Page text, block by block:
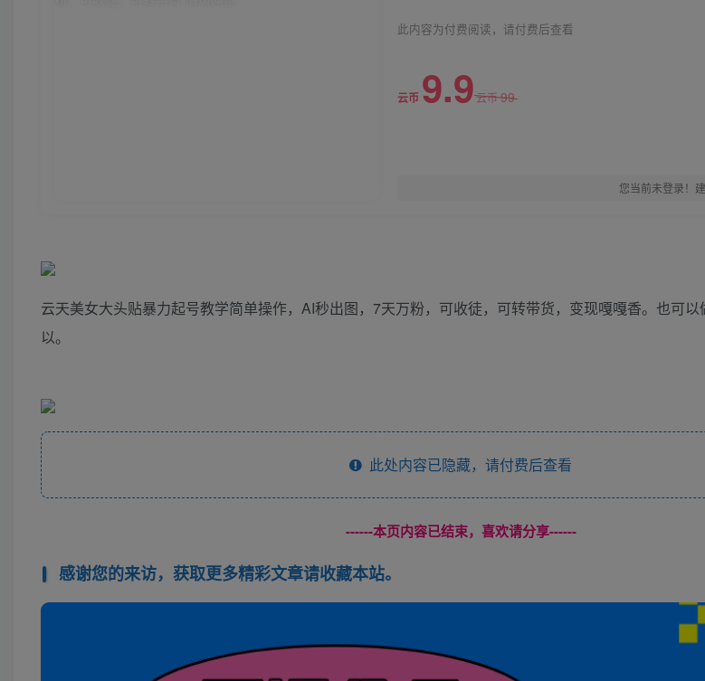
此内容为付费阅读，请付费后查看
云币 9.9云币99
您当前未登录！
云天美女大头贴暴力起号教学简单操作，AI秒出图，7天万粉，可收徒，可转带货，变现嘎嘎香。也可
以。
此处内容已隐藏，请付费后查看
------本页内容已结束，喜欢请分享------
感谢您的来访，获取更多精彩文章请收藏本站。